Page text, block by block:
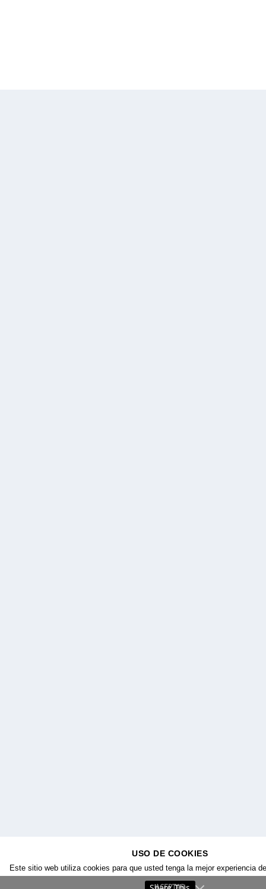
USO DE COOKIES
Este sitio web utiliza cookies para que usted tenga la mejor experiencia
ACEPTAR